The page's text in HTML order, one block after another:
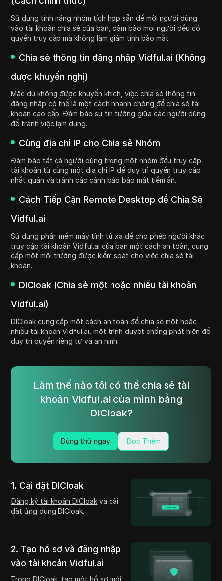
Sử dụng tính năng nhóm tích hợp sẵn để mời người dùng
vào tài khoản chia sẻ của bạn, đảm bảo mọi người đều có
quyền truy cập mà không làm giảm tính bảo mật.
Chia sẻ thông tin đăng nhập Vidful.ai (Không
được khuyến nghị)
Mặc dù không được khuyến khích, việc chia sẻ thông tin
đăng nhập có thể là một cách nhanh chóng để chia sẻ tài
khoản cao cấp. Đảm bảo sự tin tưởng giữa các người dùng
để tránh việc lạm dụng.
Cùng địa chỉ IP cho Chia sẻ Nhóm
Đảm bảo tất cả người dùng trong một nhóm đều truy cập
tài khoản từ cùng một địa chỉ IP để duy trì quyền truy cập
nhất quán và tránh các cảnh báo bảo mật tiềm ẩn.
Cách Tiếp Cận Remote Desktop để Chia Sẻ
Vidful.ai
Sử dụng phần mềm máy tính từ xa để cho phép người khác
truy cập tài khoản Vidful.ai của bạn một cách an toàn, cung
cấp một môi trường được kiểm soát cho việc chia sẻ tài
khoản.
DICloak (Chia sẻ một hoặc nhiều tài khoản
Vidful.ai)
DICloak cung cấp một cách an toàn để chia sẻ một hoặc
nhiều tài khoản Vidful.ai, một trình duyệt chống phát hiện để
duy trì quyền riêng tư và an ninh.
Làm thế nào tôi có thể chia sẻ tài
khoản Vidful.ai của mình bằng
DICloak?
Dùng thử ngay Đọc Thêm
1. Cài đặt DICloak
Đăng ký tài khoản DICloak và cài
đặt ứng dụng DICloak.
2. Tạo hồ sơ và đăng nhập
vào tài khoản Vidful.ai
Trong DICloak, tạo một hồ sơ mới